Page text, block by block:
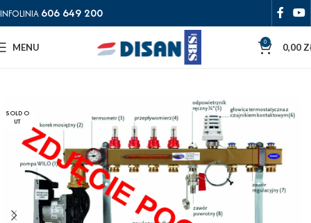
INFOLINIA 606 649 200
MENU 0 0,00
SOLD O
UT